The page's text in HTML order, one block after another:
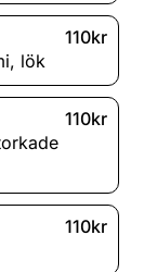
110kr
, lök
110kr
110kr